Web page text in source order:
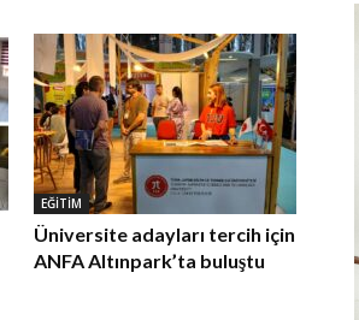
EĞİTİM
Üniversite adayları tercih için
ANFA Altınpark’ta buluştu